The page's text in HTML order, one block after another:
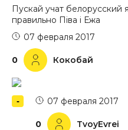
Пускай учат белорусский
правильно Піва і Ежа
0 Кокобай
07 февраля 2017
0 TvoyEvrei
07 февраля 2017